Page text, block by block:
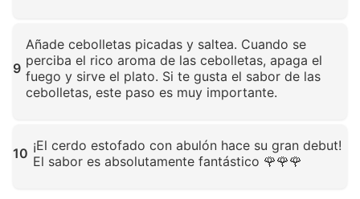
9
Añade cebolletas picadas y saltea. Cuando se
perciba el rico aroma de las cebolletas, apaga el
fuego y sirve el plato. Si te gusta el sabor de las
cebolletas, este paso es muy importante.
10 ¡El cerdo estofado con abulón hace su gran debut!
El sabor es absolutamente fantástico 🌹🌹🌹